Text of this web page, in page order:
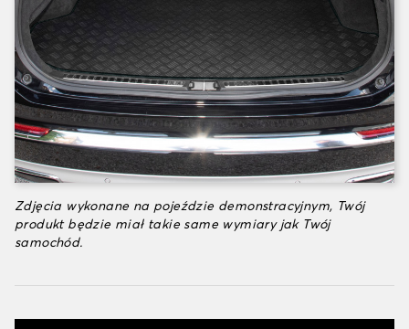
Zdjęcia wykonane na pojeździe demonstracyjnym, Twój
produkt będzie miał takie same wymiary jak Twój
samochód.